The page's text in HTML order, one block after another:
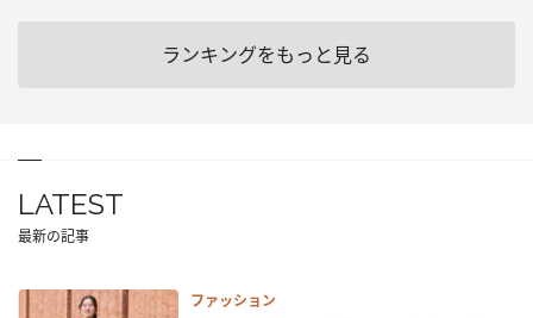
ランキングをもっと見る
LATEST
最新の記事
ファッション